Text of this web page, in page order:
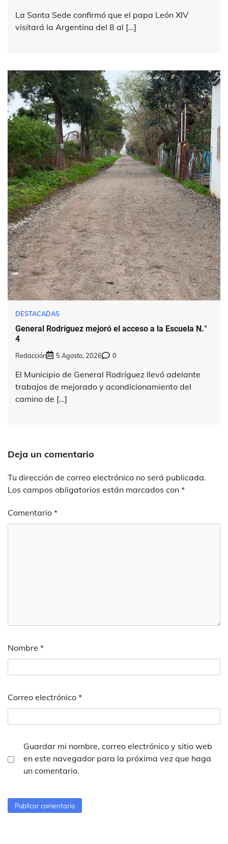
La Santa Sede confirmó que el papa León XIV
visitará la Argentina del 8 al […]
DESTACADAS
General Rodríguez mejoró el acceso a la Escuela N.°
4
Redacción 5 Agosto, 2026 0
El Municipio de General Rodríguez llevó adelante
trabajos de mejorado y acondicionamiento del
camino de […]
Deja un comentario
Tu dirección de correo electrónico no será publicada.
Los campos obligatorios están marcados con *
Comentario *
Nombre *
Correo electrónico *
Guardar mi nombre, correo electrónico y sitio web
en este navegador para la próxima vez que haga
un comentario.